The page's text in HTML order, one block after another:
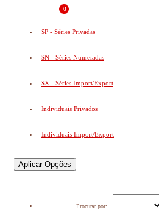
0
SP - Séries Privadas
SN - Séries Numeradas
SX - Séries Import/Export
Individuais Privados
Individuais Import/Export
Aplicar Opções
Procurar por: